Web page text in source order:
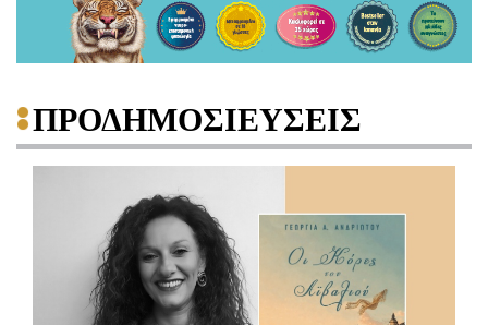
ΠΡΟΔΗΜΟΣΙΕΥΣΕΙΣ